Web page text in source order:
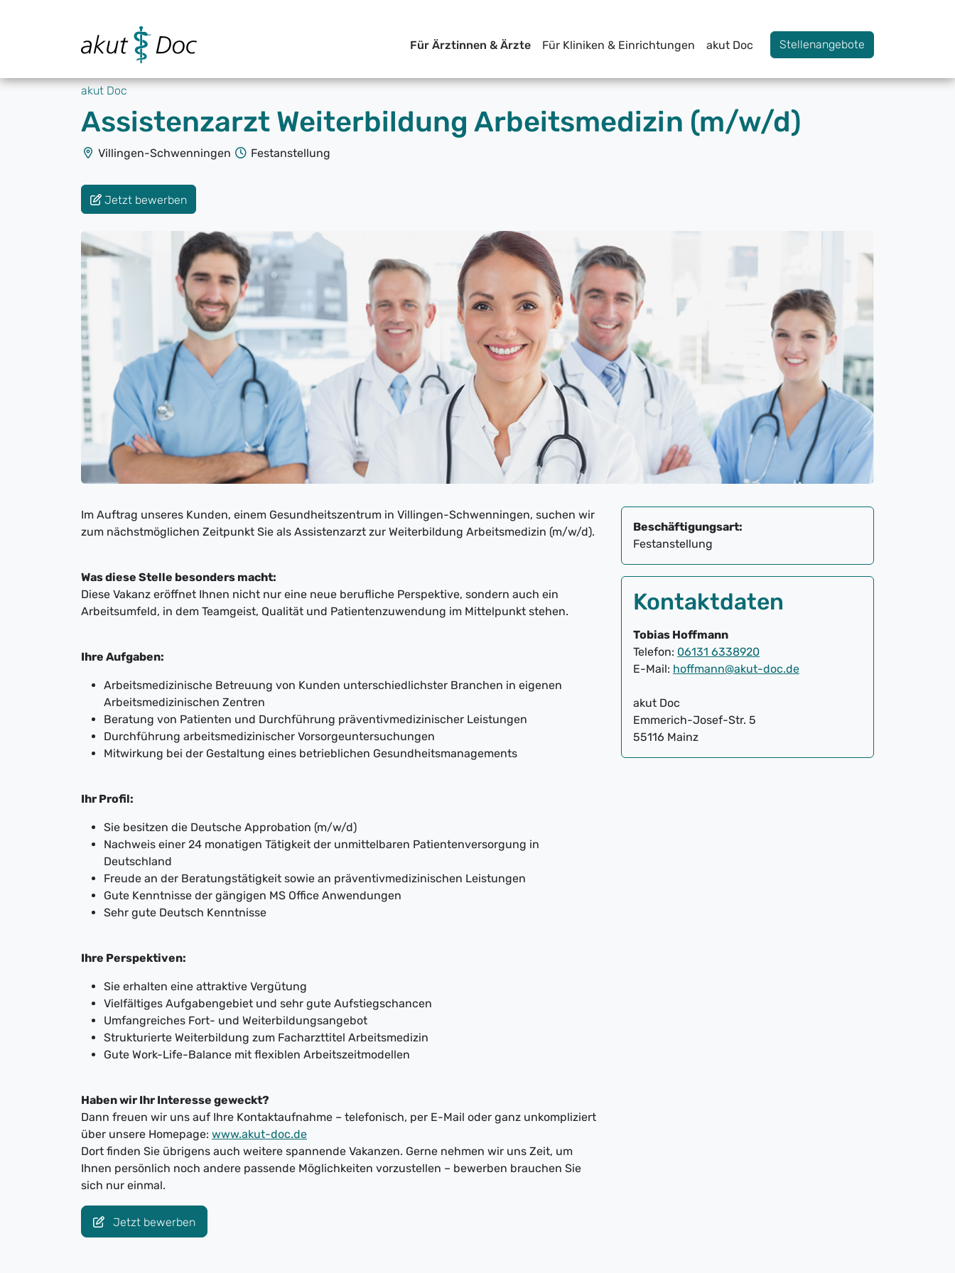
Für Ärztinnen & Ärzte Für Kliniken & Einrichtungen akut Doc Stellenangebote
akut Doc
Assistenzarzt Weiterbildung Arbeitsmedizin (m/w/d)
Villingen-Schwenningen Festanstellung
Jetzt bewerben
Im Auftrag unseres Kunden, einem Gesundheitszentrum in Villingen-Schwenningen, suchen wir
zum nächstmöglichen Zeitpunkt Sie als Assistenzarzt zur Weiterbildung Arbeitsmedizin (m/w/d).
Was diese Stelle besonders macht:
Diese Vakanz eröffnet Ihnen nicht nur eine neue berufliche Perspektive, sondern auch ein
Arbeitsumfeld, in dem Teamgeist, Qualität und Patientenzuwendung im Mittelpunkt stehen.
Ihre Aufgaben:
Arbeitsmedizinische Betreuung von Kunden unterschiedlichster Branchen in eigenen
Arbeitsmedizinischen Zentren
Beratung von Patienten und Durchführung präventivmedizinischer Leistungen
Durchführung arbeitsmedizinischer Vorsorgeuntersuchungen
Mitwirkung bei der Gestaltung eines betrieblichen Gesundheitsmanagements
Ihr Profil:
Sie besitzen die Deutsche Approbation (m/w/d)
Nachweis einer 24 monatigen Tätigkeit der unmittelbaren Patientenversorgung in
Deutschland
Freude an der Beratungstätigkeit sowie an präventivmedizinischen Leistungen
Gute Kenntnisse der gängigen MS Office Anwendungen
Sehr gute Deutsch Kenntnisse
Ihre Perspektiven:
Sie erhalten eine attraktive Vergütung
Vielfältiges Aufgabengebiet und sehr gute Aufstiegschancen
Umfangreiches Fort- und Weiterbildungsangebot
Strukturierte Weiterbildung zum Facharzttitel Arbeitsmedizin
Gute Work-Life-Balance mit flexiblen Arbeitszeitmodellen
Haben wir Ihr Interesse geweckt?
Dann freuen wir uns auf Ihre Kontaktaufnahme – telefonisch, per E-Mail oder ganz unkompliziert
über unsere Homepage: www.akut-doc.de
Dort finden Sie übrigens auch weitere spannende Vakanzen. Gerne nehmen wir uns Zeit, um
Ihnen persönlich noch andere passende Möglichkeiten vorzustellen – bewerben brauchen Sie
sich nur einmal.
Beschäftigungsart:
Festanstellung
Kontaktdaten
Tobias Hoffmann
Telefon: 06131 6338920
E-Mail: hoffmann@akut-doc.de
akut Doc
Emmerich-Josef-Str. 5
55116 Mainz
Jetzt bewerben